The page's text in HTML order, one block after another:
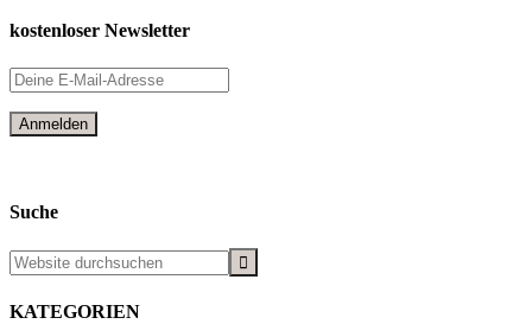
kostenloser Newsletter
Suche
KATEGORIEN